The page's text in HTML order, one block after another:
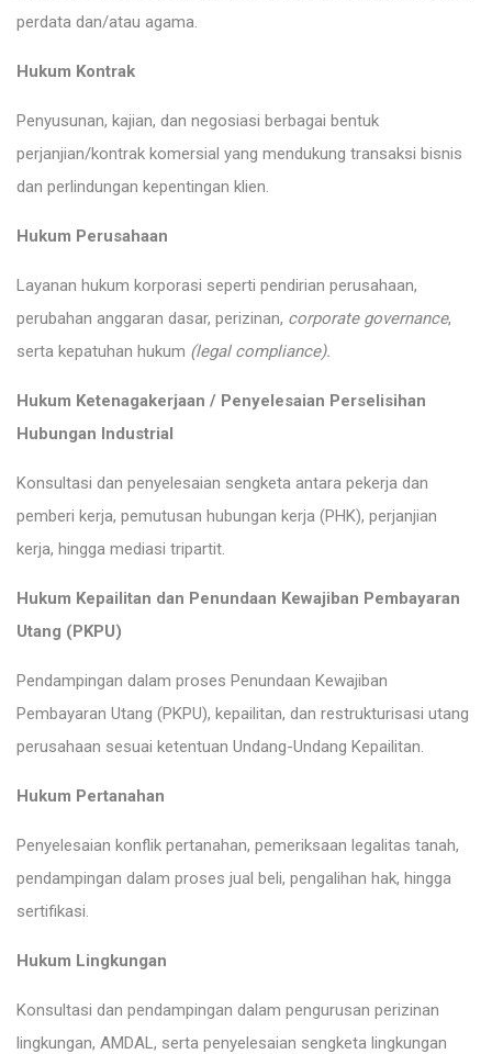
perdata dan/atau agama.
Hukum Kontrak
Penyusunan, kajian, dan negosiasi berbagai bentuk
perjanjian/kontrak komersial yang mendukung transaksi bisnis
dan perlindungan kepentingan klien.
Hukum Perusahaan
Layanan hukum korporasi seperti pendirian perusahaan,
perubahan anggaran dasar, perizinan, corporate governance,
serta kepatuhan hukum (legal compliance).
Hukum Ketenagakerjaan / Penyelesaian Perselisihan
Hubungan Industrial
Konsultasi dan penyelesaian sengketa antara pekerja dan
pemberi kerja, pemutusan hubungan kerja (PHK), perjanjian
kerja, hingga mediasi tripartit.
Hukum Kepailitan dan Penundaan Kewajiban Pembayaran
Utang (PKPU)
Pendampingan dalam proses Penundaan Kewajiban
Pembayaran Utang (PKPU), kepailitan, dan restrukturisasi utang
perusahaan sesuai ketentuan Undang-Undang Kepailitan.
Hukum Pertanahan
Penyelesaian konflik pertanahan, pemeriksaan legalitas tanah,
pendampingan dalam proses jual beli, pengalihan hak, hingga
sertifikasi.
Hukum Lingkungan
Konsultasi dan pendampingan dalam pengurusan perizinan
lingkungan, AMDAL, serta penyelesaian sengketa lingkungan